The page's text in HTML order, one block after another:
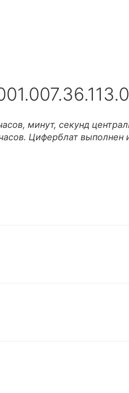
минут, секунд
Циферблат выполнен